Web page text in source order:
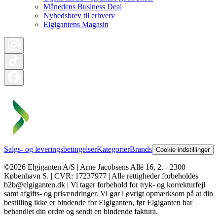
Månedens Business Deal
Nyhedsbrev til erhverv
Elgigantens Magasin
Salgs- og leveringsbetingelserKategorierBrands Cookie indstillinger
©2026 Elgiganten A/S | Arne Jacobsens Allé 16, 2. - 2300
København S. | CVR: 17237977 | Alle rettigheder forbeholdes |
b2b@elgiganten.dk | Vi tager forbehold for tryk- og korrekturfejl
samt afgifts- og prisændringer. Vi gør i øvrigt opmærksom på at din
bestilling ikke er bindende for Elgiganten, før Elgiganten har
behandlet din ordre og sendt en bindende faktura.